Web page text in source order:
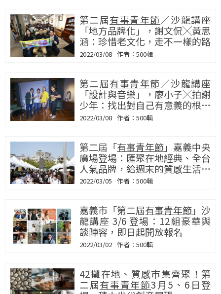
第二屆有事青年節／沙龍講座
「地方品牌化」，謝文侃╳黃思
涵：珍惜老文化，走不一樣的路
2022/03/08 500輯
第二屆有事青年節／沙龍講座
「設計與音樂」，廖小子╳拍謝
少年：找出對自己有意義的根，
那就是台灣味
2022/03/08 500輯
第二屆「有事青年節」嘉義中央
廣場登場：匯聚在地經典、全台
人氣品牌，給週末的質感生活提
案
2022/03/05 500輯
嘉義市「第二屆有事青年節」沙
龍講座 3/6 登場：12組豪華與
談陣容，即日起開放報名
2022/03/02 500輯
42攤在地、質感市集齊聚！第
二屆有事青年節3月5、6日登